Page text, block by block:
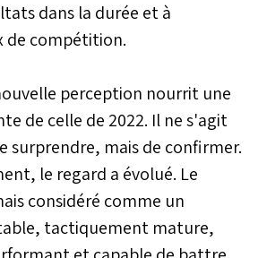
dans la durée et à
de compétition.
perception nourrit une
de celle de 2022. Il ne s'agit
surprendre, mais de confirmer.
le regard a évolué. Le
considéré comme un
tactiquement mature,